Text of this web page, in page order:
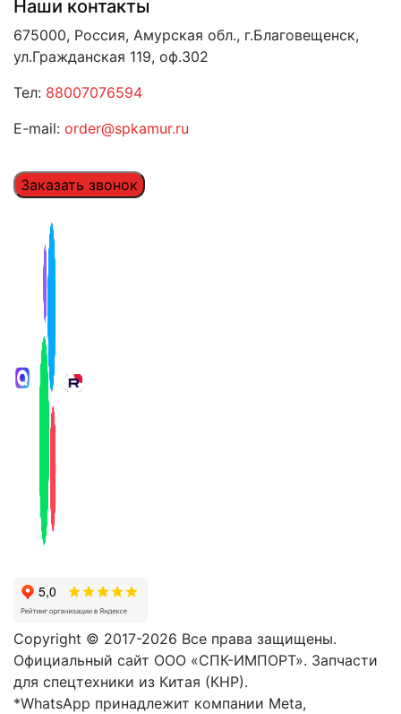
Наши контакты
675000, Россия, Амурская обл., г.Благовещенск,
ул.Гражданская 119, оф.302
Тел: 88007076594
E-mail: order@spkamur.ru
Заказать звонок
Copyright © 2017-2026 Все права защищены.
Официальный сайт ООО «СПК-ИМПОРТ». Запчасти
для спецтехники из Китая (КНР).
*WhatsApp принадлежит компании Meta,